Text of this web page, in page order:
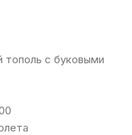
с буковыми